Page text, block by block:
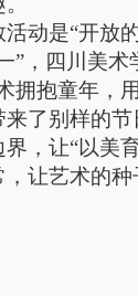
动是“开放
”，四川美术
拥抱童年，
了别样的
，让“以美
让艺术的种